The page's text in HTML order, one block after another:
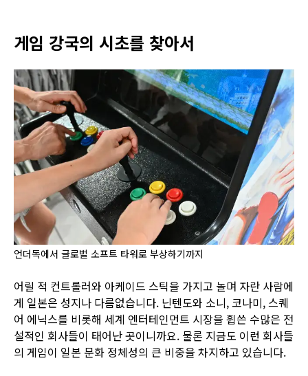
게임 강국의 시초를 찾아서
언더독에서 글로벌 소프트 타워로 부상하기까지
어릴 적 컨트롤러와 아케이드 스틱을 가지고 놀며 자란 사람에
게 일본은 성지나 다름없습니다. 닌텐도와 소니, 코나미, 스퀘
어 에닉스를 비롯해 세계 엔터테인먼트 시장을 휩쓴 수많은 전
설적인 회사들이 태어난 곳이니까요. 물론 지금도 이런 회사들
의 게임이 일본 문화 정체성의 큰 비중을 차지하고 있습니다.